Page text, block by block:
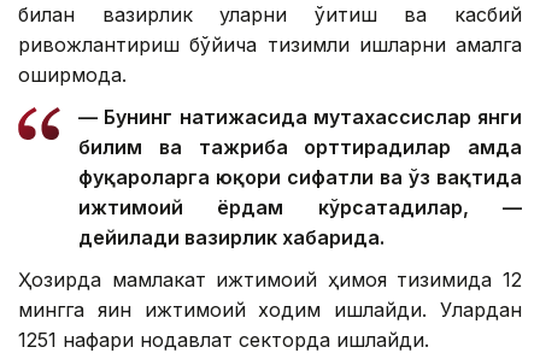
билан вазирлик уларни ўқитиш ва касбий
ривожлантириш бўйича тизимли ишларни амалга
оширмоқда.
— Бунинг натижасида мутахассислар янги
билим ва тажриба орттирадилар ҳамда
фуқароларга юқори сифатли ва ўз вақтида
ижтимоий ёрдам кўрсатадилар, —
дейилади вазирлик хабарида.
Ҳозирда мамлакат ижтимоий ҳимоя тизимида 12
мингга яқин ижтимоий ходим ишлайди. Улардан
1251 нафари нодавлат секторда ишлайди.